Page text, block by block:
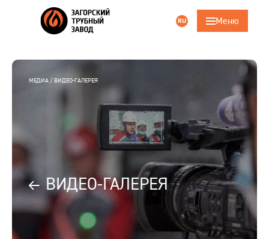
RU Меню
Поиск
Главная
Продукция
Трубошпунт
Услуги
Ответственность
МЕДИА ВИДЕО-ГАЛЕРЕЯ
ВИДЕО-ГАЛЕРЕЯ